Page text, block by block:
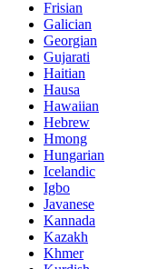
Frisian
Galician
Georgian
Gujarati
Haitian
Hausa
Hawaiian
Hebrew
Hmong
Hungarian
Icelandic
Igbo
Javanese
Kannada
Kazakh
Khmer